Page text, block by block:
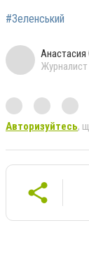
#Зеленський
Журналист
Авторизуйтесь,